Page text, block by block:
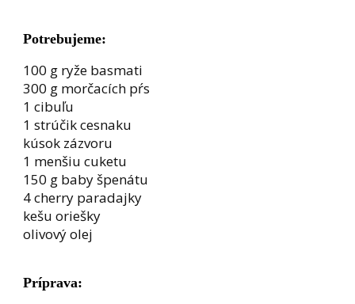
Potrebujeme:
100 g ryže basmati
300 g morčacích pŕs
1 cibuľu
1 strúčik cesnaku
kúsok zázvoru
1 menšiu cuketu
150 g baby špenátu
4 cherry paradajky
kešu oriešky
olivový olej
Príprava: